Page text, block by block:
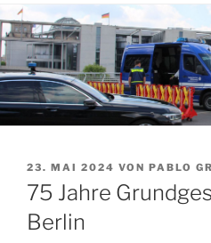
VERÖFFENTLICHT
AM
23. MAI 2024 VON PABLO
75 Jahre
Berlin